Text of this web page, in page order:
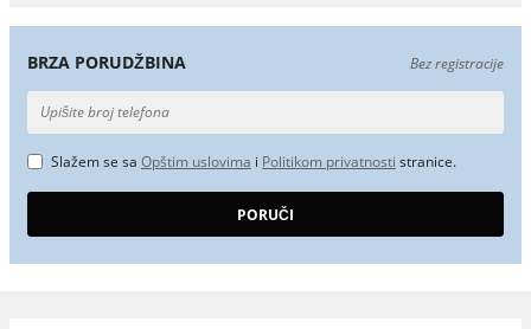
BRZA PORUDŽBINA Bez registracije
Slažem se sa Opštim uslovima i Politikom privatnosti stranice.